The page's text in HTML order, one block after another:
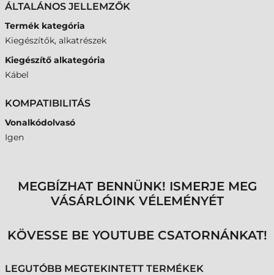
ÁLTALÁNOS JELLEMZŐK
Termék kategória
Kiegészítők, alkatrészek
Kiegészítő alkategória
Kábel
KOMPATIBILITÁS
Vonalkódolvasó
Igen
MEGBÍZHAT BENNÜNK! ISMERJE MEG
VÁSÁRLÓINK VÉLEMÉNYÉT
KÖVESSE BE YOUTUBE CSATORNÁNKAT!
LEGUTÓBB MEGTEKINTETT TERMÉKEK